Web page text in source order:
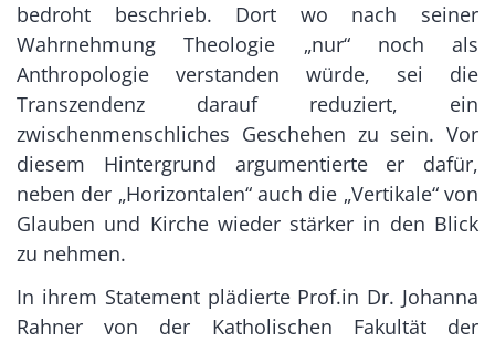
bedroht beschrieb. Dort wo nach seiner
Wahrnehmung Theologie „nur“ noch als
Anthropologie verstanden würde, sei die
Transzendenz darauf reduziert, ein
zwischenmenschliches Geschehen zu sein. Vor
diesem Hintergrund argumentierte er dafür,
neben der „Horizontalen“ auch die „Vertikale“ von
Glauben und Kirche wieder stärker in den Blick
zu nehmen.
In ihrem Statement plädierte Prof.in Dr. Johanna
Rahner von der Katholischen Fakultät der